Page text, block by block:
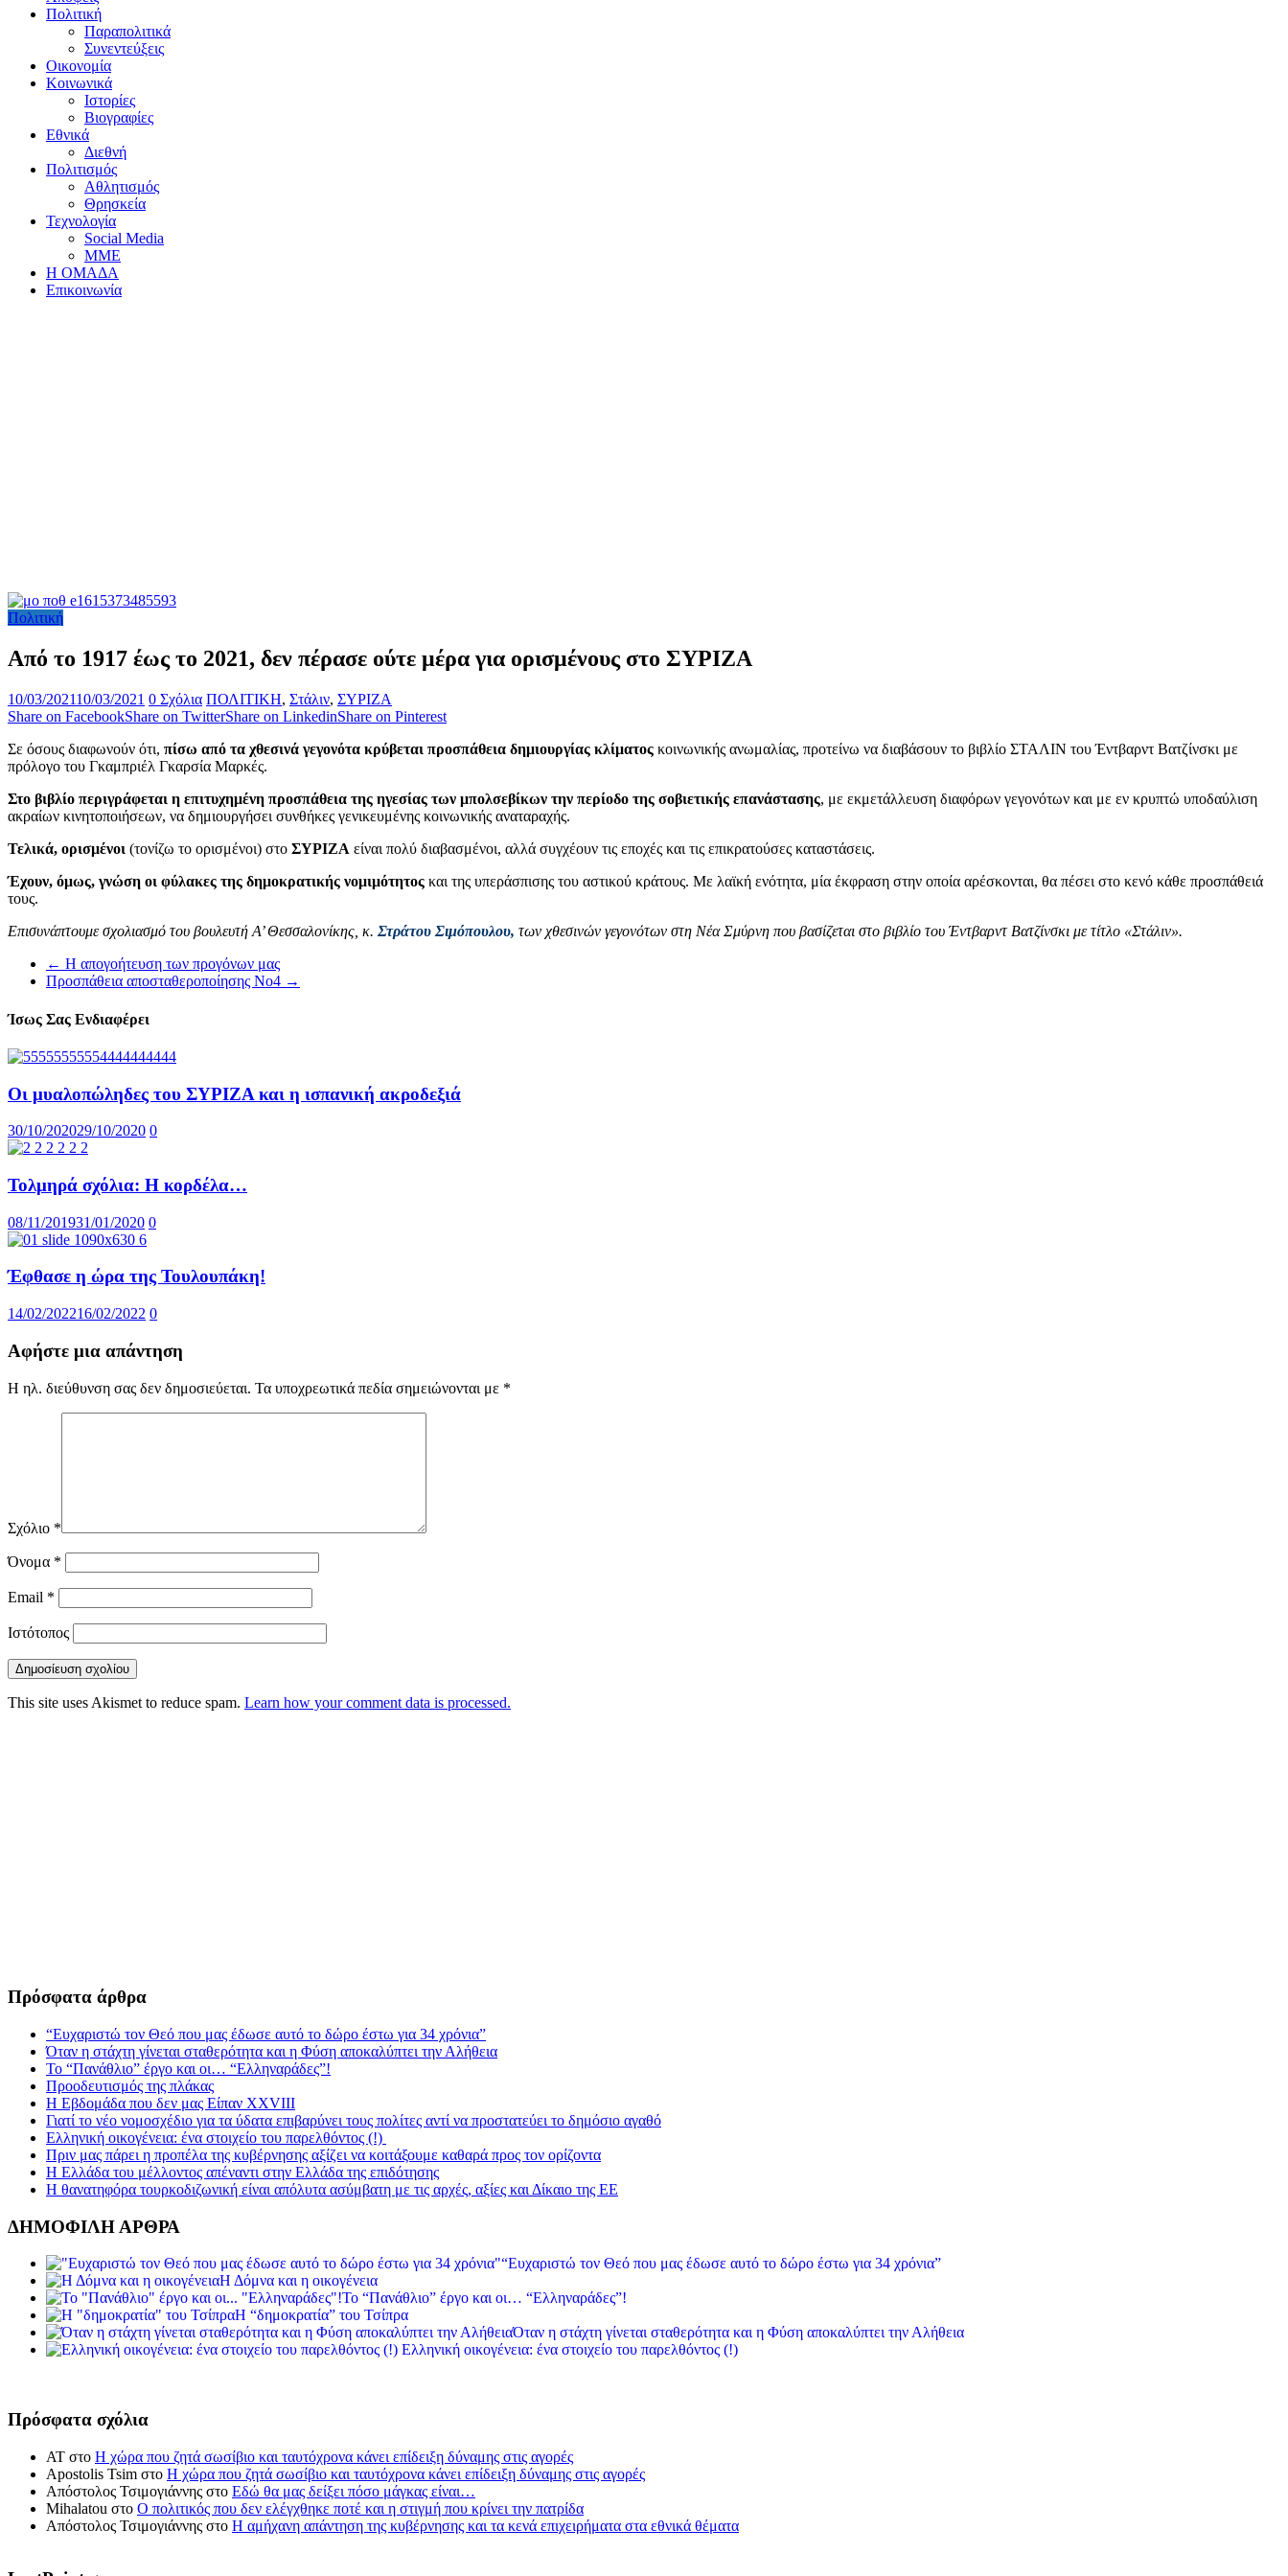
Πολιτική
Παραπολιτικά
Συνεντεύξεις
Οικονομία
Κοινωνικά
Ιστορίες
Βιογραφίες
Εθνικά
Διεθνή
Πολιτισμός
Αθλητισμός
Θρησκεία
Τεχνολογία
Social Media
ΜΜΕ
Η ΟΜΑΔΑ
Επικοινωνία
Πολιτική
Από το 1917 έως το 2021, δεν πέρασε ούτε μέρα για ορισμένους στο ΣΥΡΙΖΑ
10/03/202110/03/2021 0 Σχόλια ΠΟΛΙΤΙΚΗ, Στάλιν, ΣΥΡΙΖΑ
Share on FacebookShare on TwitterShare on LinkedinShare on Pinterest
Σε όσους διαφωνούν ότι, πίσω από τα χθεσινά γεγονότα κρύβεται προσπάθεια δημιουργίας κλίματος κοινωνικής ανωμαλίας, προτείνω να διαβάσουν το βιβλίο ΣΤΑΛΙΝ του Έντβαρντ Βατζίνσκι με
πρόλογο του Γκαμπριέλ Γκαρσία Μαρκές.
Στο βιβλίο περιγράφεται η επιτυχημένη προσπάθεια της ηγεσίας των μπολσεβίκων την περίοδο της σοβιετικής επανάστασης, με εκμετάλλευση διαφόρων γεγονότων και με εν κρυπτώ υποδαύλιση
ακραίων κινητοποιήσεων, να δημιουργήσει συνθήκες γενικευμένης κοινωνικής αναταραχής.
Τελικά, ορισμένοι (τονίζω το ορισμένοι) στο ΣΥΡΙΖΑ είναι πολύ διαβασμένοι, αλλά συγχέουν τις εποχές και τις επικρατούσες καταστάσεις.
Έχουν, όμως, γνώση οι φύλακες της δημοκρατικής νομιμότητος και της υπεράσπισης του αστικού κράτους. Με λαϊκή ενότητα, μία έκφραση στην οποία αρέσκονται, θα πέσει στο κενό κάθε προσπάθειά
τους.
Επισυνάπτουμε σχολιασμό του βουλευτή Α’ Θεσσαλονίκης, κ. Στράτου Σιμόπουλου, των χθεσινών γεγονότων στη Νέα Σμύρνη που βασίζεται στο βιβλίο του Έντβαρντ Βατζίνσκι με τίτλο «Στάλιν».
← Η απογοήτευση των προγόνων μας
Προσπάθεια αποσταθεροποίησης Νο4 →
Ίσως Σας Ενδιαφέρει
Οι μυαλοπώληδες του ΣΥΡΙΖΑ και η ισπανική ακροδεξιά
30/10/202029/10/2020 0
Τολμηρά σχόλια: Η κορδέλα…
08/11/201931/01/2020 0
Έφθασε η ώρα της Τουλουπάκη!
14/02/202216/02/2022 0
Αφήστε μια απάντηση
Η ηλ. διεύθυνση σας δεν δημοσιεύεται. Τα υποχρεωτικά πεδία σημειώνονται με *
Σχόλιο *
Όνομα *
Email *
Ιστότοπος
This site uses Akismet to reduce spam. Learn how your comment data is processed.
Πρόσφατα άρθρα
“Ευχαριστώ τον Θεό που μας έδωσε αυτό το δώρο έστω για 34 χρόνια”
Όταν η στάχτη γίνεται σταθερότητα και η Φύση αποκαλύπτει την Αλήθεια
Το “Πανάθλιο” έργο και οι… “Ελληναράδες”!
Προοδευτισμός της πλάκας
Η Εβδομάδα που δεν μας Είπαν XXVIII
Γιατί το νέο νομοσχέδιο για τα ύδατα επιβαρύνει τους πολίτες αντί να προστατεύει το δημόσιο αγαθό
Ελληνική οικογένεια: ένα στοιχείο του παρελθόντος (!)
Πριν μας πάρει η προπέλα της κυβέρνησης αξίζει να κοιτάξουμε καθαρά προς τον ορίζοντα
Η Ελλάδα του μέλλοντος απέναντι στην Ελλάδα της επιδότησης
Η θανατηφόρα τουρκοδιζωνική είναι απόλυτα ασύμβατη με τις αρχές, αξίες και Δίκαιο της ΕΕ
ΔΗΜΟΦΙΛΗ ΑΡΘΡΑ
“Ευχαριστώ τον Θεό που μας έδωσε αυτό το δώρο έστω για 34 χρόνια”
Η Δόμνα και η οικογένεια
Το “Πανάθλιο” έργο και οι… “Ελληναράδες”!
Η “δημοκρατία” του Τσίπρα
Όταν η στάχτη γίνεται σταθερότητα και η Φύση αποκαλύπτει την Αλήθεια
Ελληνική οικογένεια: ένα στοιχείο του παρελθόντος (!)
Πρόσφατα σχόλια
ΑΤ στο Η χώρα που ζητά σωσίβιο και ταυτόχρονα κάνει επίδειξη δύναμης στις αγορές
Apostolis Tsim στο Η χώρα που ζητά σωσίβιο και ταυτόχρονα κάνει επίδειξη δύναμης στις αγορές
Απόστολος Τσιμογιάννης στο Εδώ θα μας δείξει πόσο μάγκας είναι…
Mihalatou στο Ο πολιτικός που δεν ελέγχθηκε ποτέ και η στιγμή που κρίνει την πατρίδα
Απόστολος Τσιμογιάννης στο Η αμήχανη απάντηση της κυβέρνησης και τα κενά επιχειρήματα στα εθνικά θέματα